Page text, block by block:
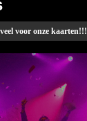
voor onze kaarten!!!